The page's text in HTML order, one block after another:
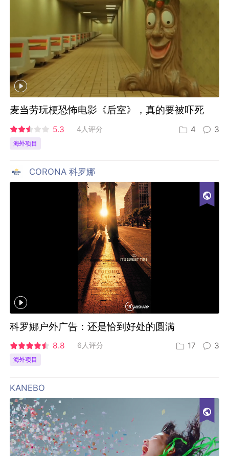
麦当劳玩梗恐怖电影《后室》，真的要被吓死
5.3 4人评分 4 3
海外项目
CORONA 科罗娜
科罗娜户外广告：还是恰到好处的圆满
8.8 6人评分 17 3
海外项目
KANEBO